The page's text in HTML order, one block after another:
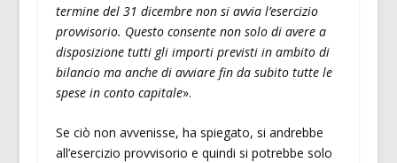
termine del 31 dicembre non si avvia l’esercizio
provvisorio. Questo consente non solo di avere a
disposizione tutti gli importi previsti in ambito di
bilancio ma anche di avviare fin da subito tutte le
spese in conto capitale».
Se ciò non avvenisse, ha spiegato, si andrebbe
all’esercizio provvisorio e quindi si potrebbe solo